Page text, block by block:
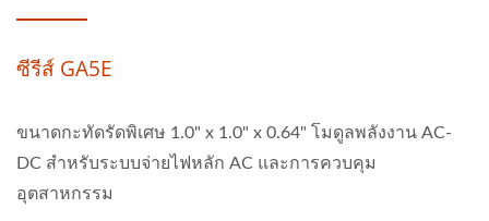
ซีรีส์ GA5E
ขนาดกะทัดรัดพิเศษ 1.0" x 1.0" x 0.64" โมดูลพลังงาน AC-
DC สำหรับระบบจ่ายไฟหลัก AC และการควบคุม
อุตสาหกรรม